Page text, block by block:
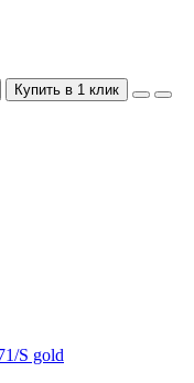
Купить в 1 клик
S gold